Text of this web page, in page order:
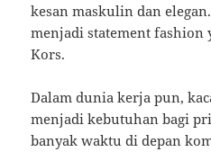
kesan maskulin dan
menjadi statement fashion
Kors.
Dalam dunia kerja pun,
menjadi kebutuhan bagi
banyak waktu di depan